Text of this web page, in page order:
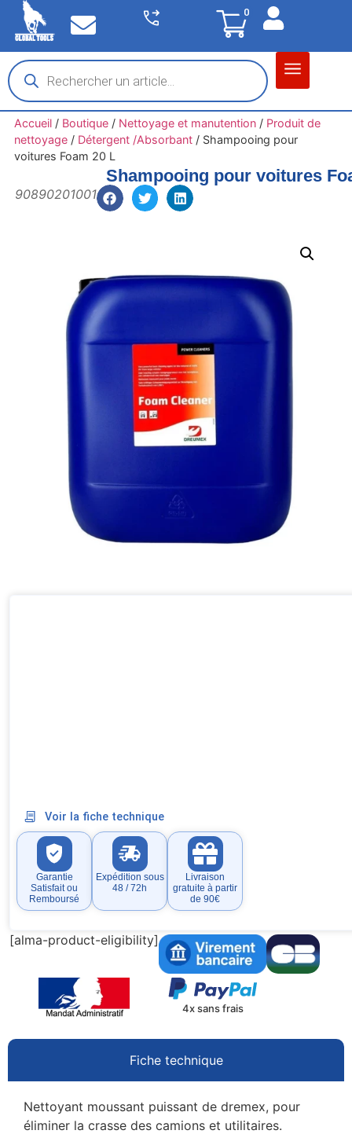
0
Accueil/ Boutique/ Nettoyage et manutention/ Produit de
nettoyage/ Détergent /Absorbant/ Shampooing pour
voitures Foam 20 L
Shampooing pour voitures
90890201001
Voir la fiche technique
Garantie
Satisfait ou
Remboursé
Expédition sous
48 / 72h
Livraison
gratuite à partir
de 90€
[alma-product-eligibility]
4x sans frais
Fiche technique
Nettoyant moussant puissant de dremex, pour
éliminer la crasse des camions et utilitaires.